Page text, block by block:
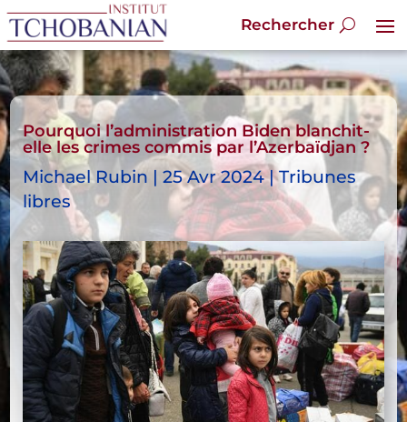
Pourquoi l’administration Biden blanchit-
elle les crimes commis par l’Azerbaïdjan ?
Michael Rubin | 25 Avr 2024 | Tribunes
libres